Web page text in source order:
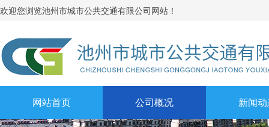
欢迎您浏览池州市城市公共交通有限公司网站！
网站首页 公司概况 新闻动